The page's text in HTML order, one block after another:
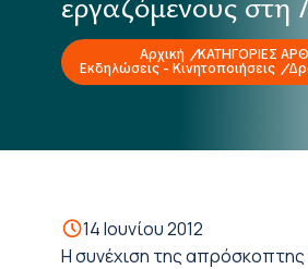
Αρχική
ΚΑΤΗΓΟΡΙΕΣ
Εκδηλώσεις - Κινητοποιήσεις
14 Ιουνίου 2012
Η συνέχιση της απρόσκοπτης